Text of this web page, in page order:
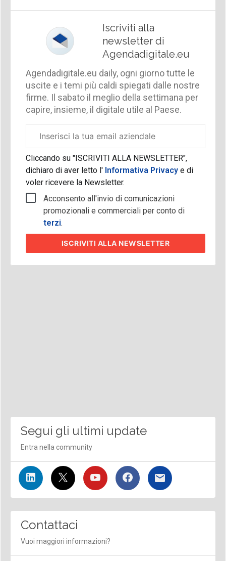
Iscriviti alla
newsletter di
Agendadigitale.eu
Agendadigitale.eu daily, ogni giorno tutte le
uscite e i temi più caldi spiegati dalle nostre
firme. Il sabato il meglio della settimana per
capire, insieme, il digitale utile al Paese.
aziendale
Cliccando su "ISCRIVITI ALLA NEWSLETTER",
dichiaro di aver letto l'Informativa Privacy e di
voler ricevere la Newsletter.
Acconsento all'invio di comunicazioni
promozionali e commerciali per conto di
terzi.
ISCRIVITI ALLA NEWSLETTER
Segui gli ultimi update
Entra nella community
Contattaci
Vuoi maggiori informazioni?